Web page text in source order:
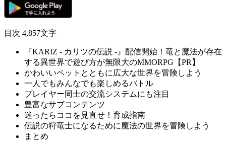
目次 4,857文字
『KARIZ - カリツの伝説 -』配信開始！竜と魔法が存在
する異世界で遊び方が無限大のMMORPG【PR】
かわいいペットとともに広大な世界を冒険しよう
一人でもみんなでも楽しめるバトル
プレイヤー同士の交流システムにも注目
豊富なサブコンテンツ
迷ったらココを見直せ！育成指南
伝説の狩竜士になるために魔法の世界を冒険しよう
まとめ